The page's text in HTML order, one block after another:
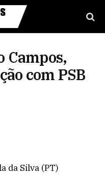
Campos,
com PSB
da Silva (PT)